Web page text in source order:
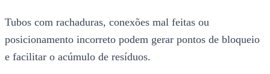
Tubos com rachaduras, conexões mal feitas ou
posicionamento incorreto podem gerar pontos de bloqueio
e facilitar o acúmulo de resíduos.